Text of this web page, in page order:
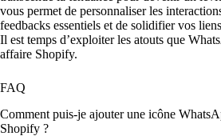
vous permet de personnaliser les
feedbacks essentiels et de solidifier vos
Il est temps d’exploiter les atouts que
affaire Shopify.
FAQ
Comment puis-je ajouter une icône
Shopify ?